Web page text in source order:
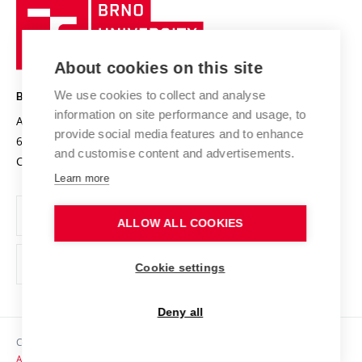
Research infrastructures
Projects
Projects from Structural Funds
Specific University Research
International Agreements
Sustainable university
Safe University
Organization Structure
Official notice board
Personal Data Protection
Support and development of employees and students
Technology
BRNO UNIVERSITY OF TECHNOLOGY
Antonínská 548/1
602 00 Brno
Czech Republic
www.vut.cz
vut@vutbr.cz
Copyright © 2026 VUT
Accessibility Statement
About cookies on this site
We use cookies to collect and analyse
information on site performance and usage, to
provide social media features and to enhance
and customise content and advertisements.
Learn more
ALLOW ALL COOKIES
Cookie settings
Deny all